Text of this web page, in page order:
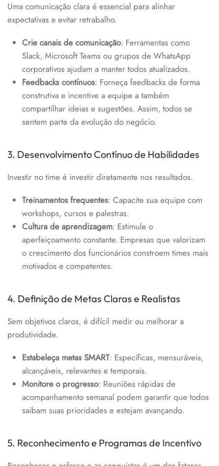
Uma comunicação clara é essencial para alinhar
expectativas e evitar retrabalho.
Crie canais de comunicação: Ferramentas como
Slack, Microsoft Teams ou grupos de WhatsApp
corporativos ajudam a manter todos atualizados.
Feedbacks contínuos: Forneça feedbacks de forma
construtiva e incentive a equipe a também
compartilhar ideias e sugestões. Assim, todos se
sentem parte da evolução do negócio.
3. Desenvolvimento Contínuo de Habilidades
Investir no time é investir diretamente nos resultados.
Treinamentos frequentes: Capacite sua equipe com
workshops, cursos e palestras.
Cultura de aprendizagem: Estimule o
aperfeiçoamento constante. Empresas que valorizam
o crescimento dos funcionários constroem times mais
motivados e competentes.
4. Definição de Metas Claras e Realistas
Sem objetivos claros, é difícil medir ou melhorar a
produtividade.
Estabeleça metas SMART: Específicas, mensuráveis,
alcançáveis, relevantes e temporais.
Monitore o progresso: Reuniões rápidas de
acompanhamento semanal podem garantir que todos
saibam suas prioridades e estejam avançando.
5. Reconhecimento e Programas de Incentivo